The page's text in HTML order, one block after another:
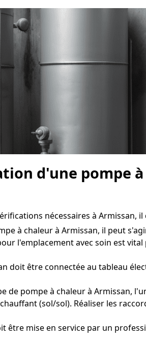
d'une pompe
nécessaires à Armissan,
à chaleur à Armissan, il peut
l'emplacement avec soin est
doit être connectée au tableau
de pompe à chaleur à Armissan,
(sol/sol). Réaliser les
être mise en service par un